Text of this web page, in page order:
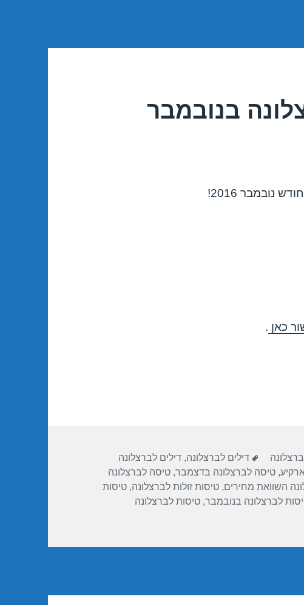
בנובמבר
נובמבר 2016!
כאן .
קטגוריות
ברצלונה תגיות
דילים לברצלונה,דילים לברצלונה
,טיסה לברצלונה בדצמבר,טיסה לברצלונה
השוואת מחירים,טיסות זולות לברצלונה,טיסות
לברצלונה בנובמבר,טיסות לברצלונה